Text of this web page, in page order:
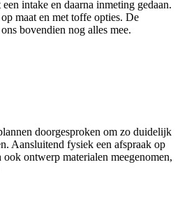
intake en daarna inmeting gedaan.
maat en met toffe opties. De
bovendien nog alles mee.
doorgesproken om zo duidelijk
Aansluitend fysiek een afspraak op
ontwerp materialen meegenomen,